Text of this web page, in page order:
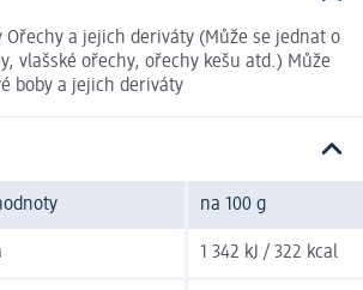
Ořechy a jejich deriváty (Může se jednat o
vlašské ořechy, ořechy kešu atd.) Může
boby a jejich deriváty
na 100 g
1 342 kJ / 322 kcal